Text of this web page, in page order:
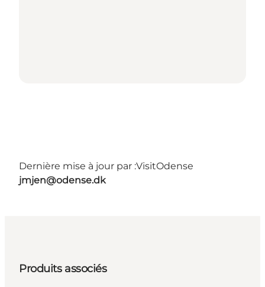
Dernière mise à jour par :VisitOdense
jmjen@odense.dk
Produits associés